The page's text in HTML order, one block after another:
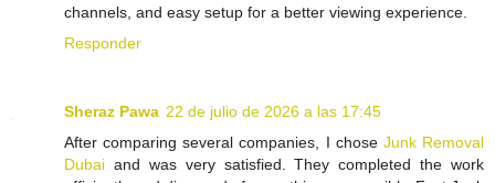
channels, and easy setup for a better viewing experience.
Responder
Sheraz Pawa 22 de julio de 2026 a las 17:45
After comparing several companies, I chose Junk Removal
Dubai and was very satisfied. They completed the work